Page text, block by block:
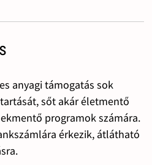
anyagi támogatás sok
sőt akár életmentő
programok számára.
érkezik, átlátható